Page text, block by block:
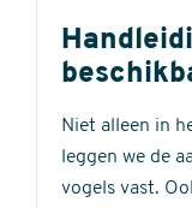
Niet alleen in
leggen we de
vogels vast.